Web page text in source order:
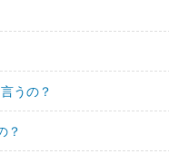
うの？
？